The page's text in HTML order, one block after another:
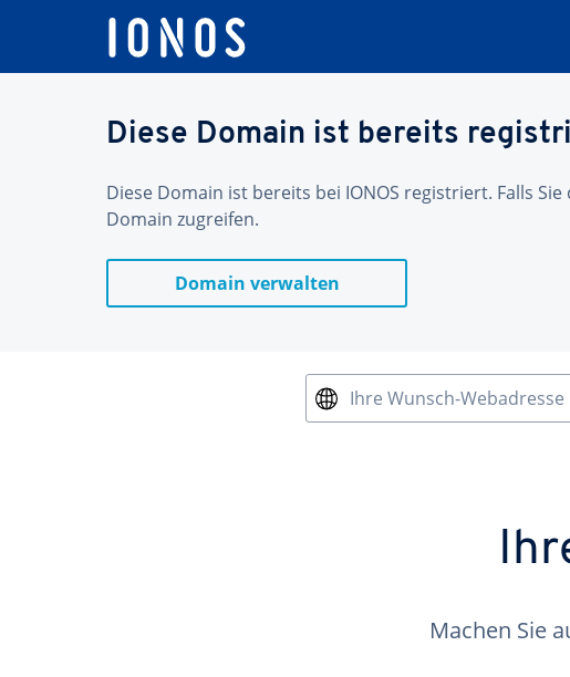
Diese Domain ist bereits
Diese Domain ist bereits bei IONOS registriert. Falls
Domain zugreifen.
Domain verwalten
Ihre Wunsch-Webadresse
Machen Sie